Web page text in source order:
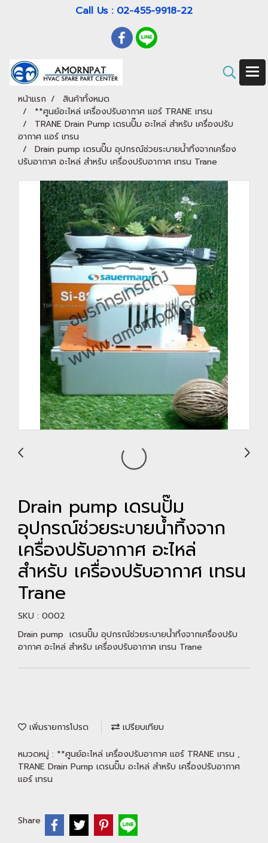
Call Us : 02-455-9918-22
หน้าแรก
สินค้าทั้งหมด
**ศูนย์อะไหล่ เครื่องปรับอากาศ แอร์ TRANE เทรน
TRANE Drain Pump เดรนปั๊ม อะไหล่ สำหรับ เครื่องปรับ
อากาศ แอร์ เทรน
Drain pump เดรนปั๊ม อุปกรณ์ช่วยระบายน้ำทิ้งจากเครื่อง
ปรับอากาศ อะไหล่ สำหรับ เครื่องปรับอากาศ เทรน Trane
Drain pump เดรนปั๊ม
อุปกรณ์ช่วยระบายน้ำทิ้งจาก
เครื่องปรับอากาศ อะไหล่
สำหรับ เครื่องปรับอากาศ เทรน
Trane
SKU : 0002
Drain pump เดรนปั๊ม อุปกรณ์ช่วยระบายน้ำทิ้งจากเครื่องปรับ
อากาศ อะไหล่ สำหรับ เครื่องปรับอากาศ เทรน Trane
เพิ่มรายการโปรด เปรียบเทียบ
หมวดหมู่ : **ศูนย์อะไหล่ เครื่องปรับอากาศ แอร์ TRANE เทรน ,
TRANE Drain Pump เดรนปั๊ม อะไหล่ สำหรับ เครื่องปรับอากาศ
แอร์ เทรน
Share